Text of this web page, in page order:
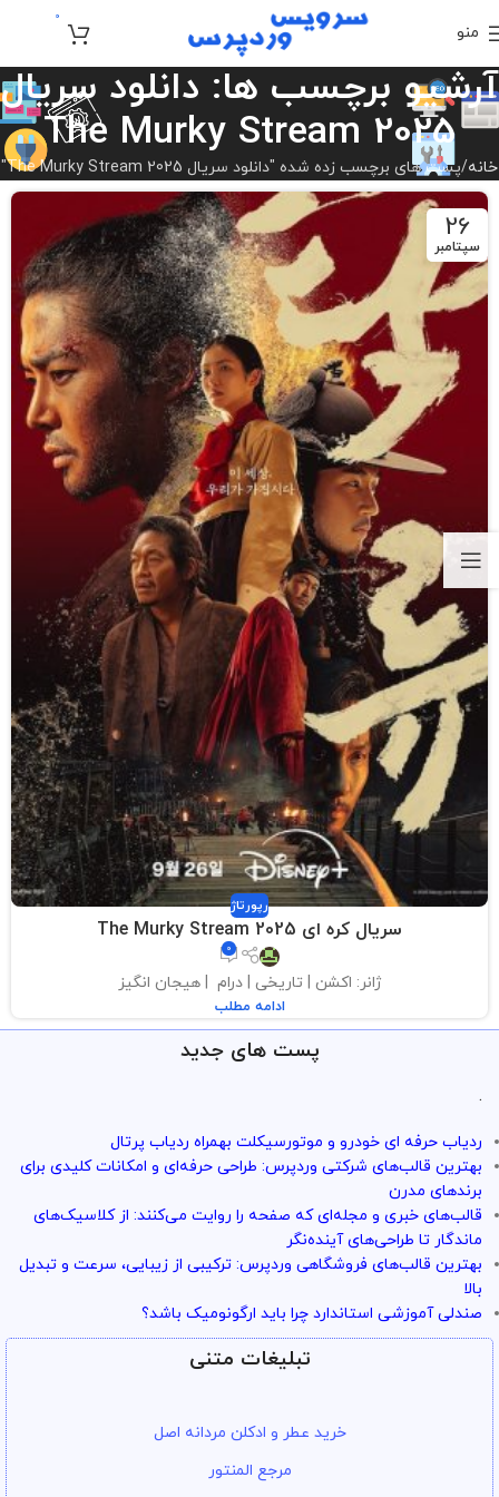
منو
0
آرشیو برچسب ها: دانلود سریال
The Murky Stream 2025
خانه پست های برچسب زده شده "دانلود سریال The Murky Stream 2025"
26
سپتامبر
رپورتاژ
سریال کره ای The Murky Stream 2025
0
ژانر: اکشن | تاریخی | درام | هیجان انگیز
ادامه مطلب
پست های جدید
.
ردیاب حرفه ای خودرو و موتورسیکلت بهمراه ردیاب پرتال
بهترین قالب‌های شرکتی وردپرس: طراحی حرفه‌ای و امکانات کلیدی برای
برندهای مدرن
قالب‌های خبری و مجله‌ای که صفحه را روایت می‌کنند: از کلاسیک‌های
ماندگار تا طراحی‌های آینده‌نگر
بهترین قالب‌های فروشگاهی وردپرس: ترکیبی از زیبایی، سرعت و تبدیل
بالا
صندلی آموزشی استاندارد چرا باید ارگونومیک باشد؟
تبلیغات متنی
خرید عطر و ادکلن مردانه اصل
مرجع المنتور